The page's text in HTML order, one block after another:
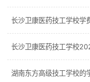
长沙卫康医药技工学校学
长沙卫康医药技工学校
湖南东方高级技工学校的